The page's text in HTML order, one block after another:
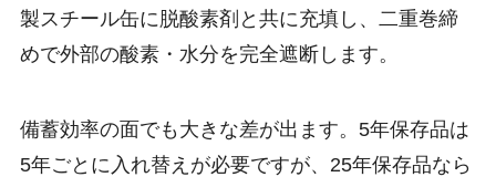
製スチール缶に脱酸素剤と共に充填し、二重巻締
めで外部の酸素・水分を完全遮断します。
備蓄効率の面でも大きな差が出ます。5年保存品は
5年ごとに入れ替えが必要ですが、25年保存品なら